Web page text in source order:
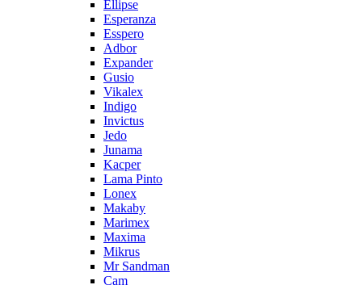
Ellipse
Esperanza
Esspero
Adbor
Expander
Gusio
Vikalex
Indigo
Invictus
Jedo
Junama
Kacper
Lama Pinto
Lonex
Makaby
Marimex
Maxima
Mikrus
Mr Sandman
Cam